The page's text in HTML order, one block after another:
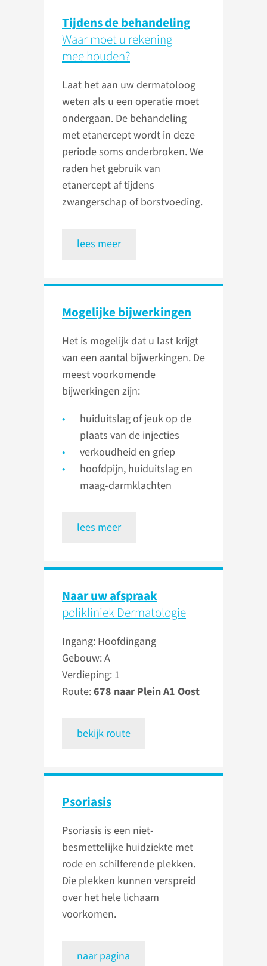
Tijdens de behandeling
Waar moet u rekening
mee houden?
Laat het aan uw dermatoloog
weten als u een operatie moet
ondergaan. De behandeling
met etanercept wordt in deze
periode soms onderbroken. We
raden het gebruik van
etanercept af tijdens
zwangerschap of borstvoeding.
lees meer
Mogelijke bijwerkingen
Het is mogelijk dat u last krijgt
van een aantal bijwerkingen. De
meest voorkomende
bijwerkingen zijn:
huiduitslag of jeuk op de
plaats van de injecties
verkoudheid en griep
hoofdpijn, huiduitslag en
maag-darmklachten
lees meer
Naar uw afspraak
polikliniek Dermatologie
Ingang: Hoofdingang
Gebouw: A
Verdieping: 1
Route:678 naar Plein A1 Oost
bekijk route
Psoriasis
Psoriasis is een niet-
besmettelijke huidziekte met
rode en schilferende plekken.
Die plekken kunnen verspreid
over het hele lichaam
voorkomen.
naar pagina